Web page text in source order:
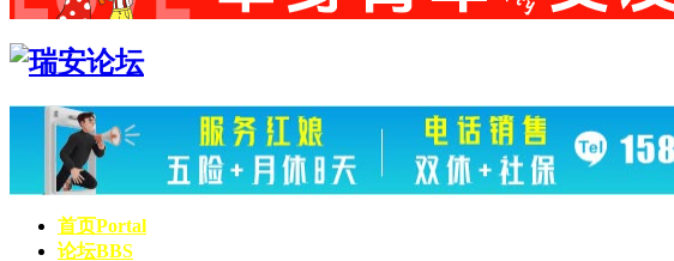
首页Portal
论坛BBS